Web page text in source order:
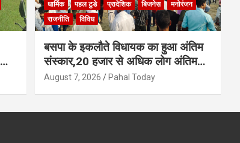
धार्मिक
पहल टुडे प्रादेशिक बिजनेस
मनोरंजन
राजनीति
विविध
बसपा के इकलौते विधायक का हुआ अंतिम
संस्कार,20 हजार से अधिक लोग अंतिम
यात्रा में हुए शामिल
August 7, 2026 Pahal Today